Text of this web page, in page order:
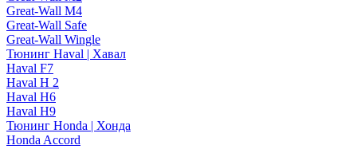
Great-Wall M4
Great-Wall Safe
Great-Wall Wingle
Тюнинг Haval | Хавал
Haval F7
Haval H 2
Haval H6
Haval H9
Тюнинг Honda | Хонда
Honda Accord